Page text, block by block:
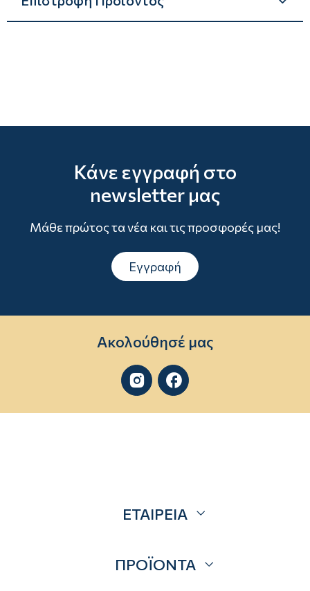
Κάνε εγγραφή στο
newsletter μας
Μάθε πρώτος τα νέα και τις προσφορές μας!
Εγγραφή
Ακολούθησέ μας
 
ΕΤΑΙΡΕΙΑ
Επικοινωνία
ΠΡΟΪΟΝΤΑ